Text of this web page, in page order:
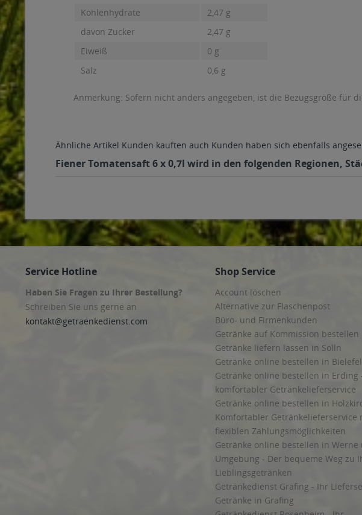
Kohlenhydrate
2,47 g
davon Zucker
2,47 g
Eiweiß
0 g
Salz
0,6 g
Anmerkung: Sofern nicht anders angegeben, ist die Bezugsgröße für
Ähnliche Artikel Kunden kauften auch Kunden haben sich ebenfalls
Fiener Tomatensaft 6 x 0,7l wird in den folgenden Regionen,
Service Hotline
Haben Sie Fragen zu Ihrer Bestellung?
Schreiben Sie uns gerne an
kontakt@getraenkedienst.com
Shop Service
Account löschen
Alternative zur Flaschenpost
Büro- und Firmenkunden
Getränke auf Kommission bestellen
Getränke liefern lassen in Solln
Getränke online bestellen in
Getränke online bestellen in Erding
komfortabler Getränkelieferservice
Getränke online bestellen in
Komfortabler Getränkelieferservice
flexiblen Zahlungsmöglichkeiten
Getränke online bestellen in Werne
Umgebung - Der bequeme Weg zu
Lieblingsgetränken
Getränkedienst Grafing - Ihr
Getränke in Grafing